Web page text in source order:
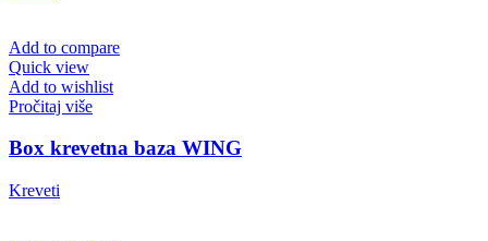
Add to compare
Quick view
Add to wishlist
Pročitaj više
Box krevetna baza WING
Kreveti